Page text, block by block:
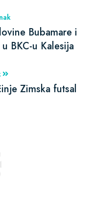
Bubamare i
BKC-u Kalesija
Zimska futsal